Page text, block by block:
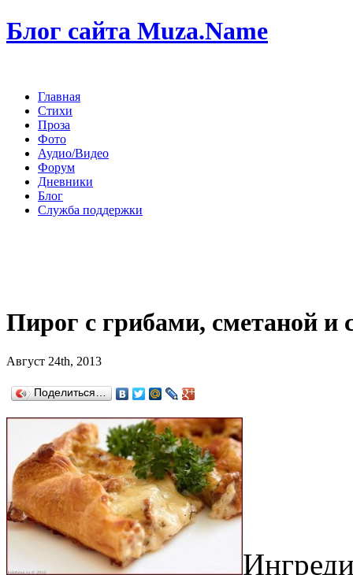
Блог сайта Muza.Name
Главная
Стихи
Проза
Фото
Аудио/Видео
Форум
Дневники
Блог
Служба поддержки
Пирог с грибами, сметаной и
Август 24th, 2013
Поделиться…